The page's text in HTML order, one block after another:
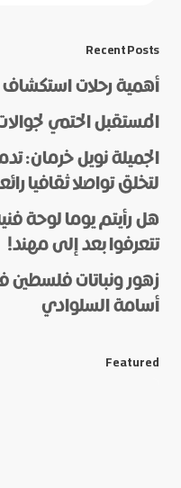
Name
*
E-mail
*
Recent Posts
أهمية رحلات استكشاف
المستقبل الحتمي
الجميلة نويل خرمان:
لتخلق تواصلا ثقافيا
هل رأيتم يوما لوحة
تتعرفوا بعد إلى مهند!
زهور ونباتات فلسطين
أسامة السلوادي
Featured